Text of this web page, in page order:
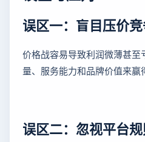
误区一：盲目压价
价格战容易导致利润微薄甚
量、服务能力和品牌价值来赢
误区二：忽视平台